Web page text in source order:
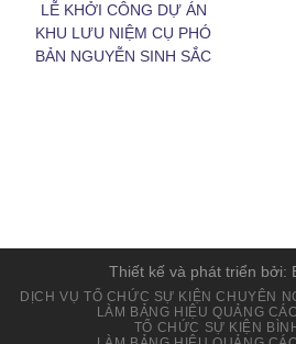
LỄ KHỞI CÔNG DỰ ÁN
KHU LƯU NIỆM CỤ PHÓ
BẢN NGUYỄN SINH SẮC
Thiết kế và phát triển bởi:
DỊCH VỤ TỔ CHỨC SỰ KIỆN CHUYÊN
LÀM BẢNG HIỆU QUẢNG
TỔ CHỨC SỰ KIỆN